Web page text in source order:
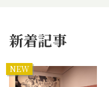
新着記事
NEW